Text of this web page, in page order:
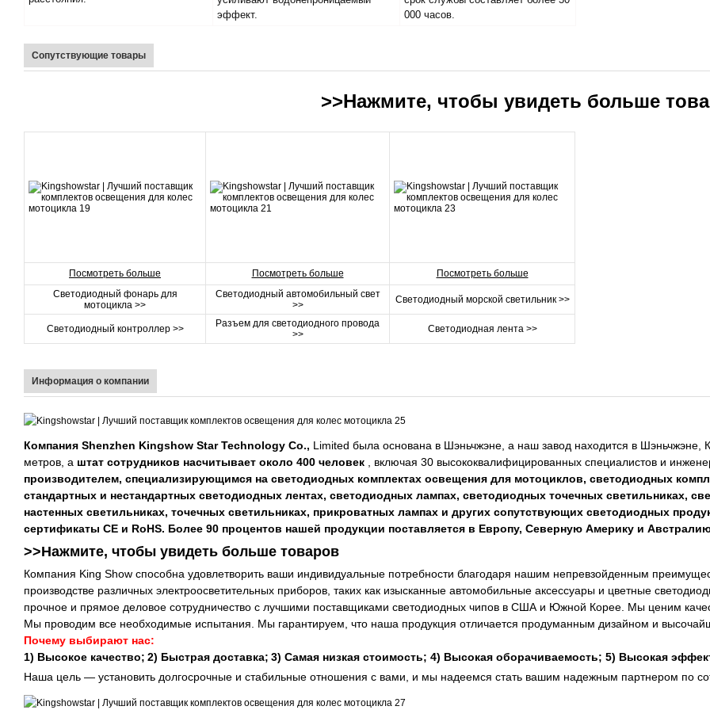
эффект.
000 часов.
Сопутствующие товары
>>Нажмите, чтобы увидеть больше
Посмотреть больше Посмотреть больше
Посмотреть больше
Светодиодный фонарь для
мотоцикла >>
Светодиодный автомобильный свет
>>
Светодиодный морской светильник >>
Светодиодный контроллер >>
Разъем для светодиодного провода
>>
Светодиодная лента >>
Информация о компании
Компания Shenzhen Kingshow Star Technology Co., Limited была основана в Шэньчжэне, а наш завод находится в Шэньчжэне,
метров, а штат сотрудников насчитывает около 400 человек , включая 30 высококвалифицированных специалистов и
производителем, специализирующимся на светодиодных комплектах освещения для мотоциклов, светодиодных
стандартных и нестандартных светодиодных лентах, светодиодных лампах, светодиодных точечных светильниках,
настенных светильниках, точечных светильниках, прикроватных лампах и других сопутствующих светодиодных
сертификаты CE и RoHS. Более 90 процентов нашей продукции поставляется в Европу, Северную Америку и
>>Нажмите, чтобы увидеть больше товаров
Компания King Show способна удовлетворить ваши индивидуальные потребности благодаря нашим непревзойденным
производстве различных электроосветительных приборов, таких как изысканные автомобильные аксессуары и цветные
прочное и прямое деловое сотрудничество с лучшими поставщиками светодиодных чипов в США и Южной Корее. Мы ценим
Мы проводим все необходимые испытания. Мы гарантируем, что наша продукция отличается продуманным дизайном и
Почему выбирают нас:
1) Высокое качество; 2) Быстрая доставка; 3) Самая низкая стоимость; 4) Высокая оборачиваемость; 5) Высокая
Наша цель — установить долгосрочные и стабильные отношения с вами, и мы надеемся стать вашим надежным партнером по